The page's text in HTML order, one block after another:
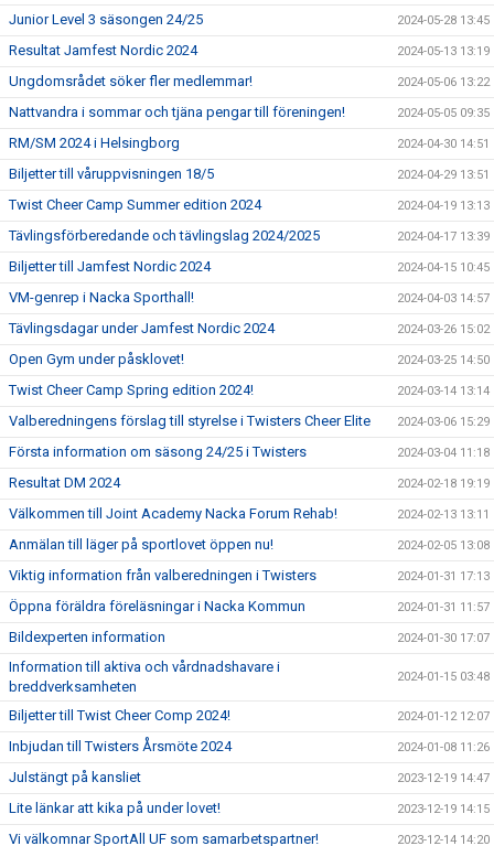
Junior Level 3 säsongen 24/25 2024-05-28 13:45
Resultat Jamfest Nordic 2024 2024-05-13 13:19
Ungdomsrådet söker fler medlemmar! 2024-05-06 13:22
Nattvandra i sommar och tjäna pengar till föreningen! 2024-05-05 09:35
RM/SM 2024 i Helsingborg 2024-04-30 14:51
Biljetter till våruppvisningen 18/5 2024-04-29 13:51
Twist Cheer Camp Summer edition 2024 2024-04-19 13:13
Tävlingsförberedande och tävlingslag 2024/2025 2024-04-17 13:39
Biljetter till Jamfest Nordic 2024 2024-04-15 10:45
VM-genrep i Nacka Sporthall! 2024-04-03 14:57
Tävlingsdagar under Jamfest Nordic 2024 2024-03-26 15:02
Open Gym under påsklovet! 2024-03-25 14:50
Twist Cheer Camp Spring edition 2024! 2024-03-14 13:14
Valberedningens förslag till styrelse i Twisters Cheer Elite 2024-03-06 15:29
Första information om säsong 24/25 i Twisters 2024-03-04 11:18
Resultat DM 2024 2024-02-18 19:19
Välkommen till Joint Academy Nacka Forum Rehab! 2024-02-13 13:11
Anmälan till läger på sportlovet öppen nu! 2024-02-05 13:08
Viktig information från valberedningen i Twisters 2024-01-31 17:13
Öppna föräldra föreläsningar i Nacka Kommun 2024-01-31 11:57
Bildexperten information 2024-01-30 17:07
Information till aktiva och vårdnadshavare i
breddverksamheten
2024-01-15 03:48
Biljetter till Twist Cheer Comp 2024! 2024-01-12 12:07
Inbjudan till Twisters Årsmöte 2024 2024-01-08 11:26
Julstängt på kansliet 2023-12-19 14:47
Lite länkar att kika på under lovet! 2023-12-19 14:15
Vi välkomnar SportAll UF som samarbetspartner! 2023-12-14 14:20